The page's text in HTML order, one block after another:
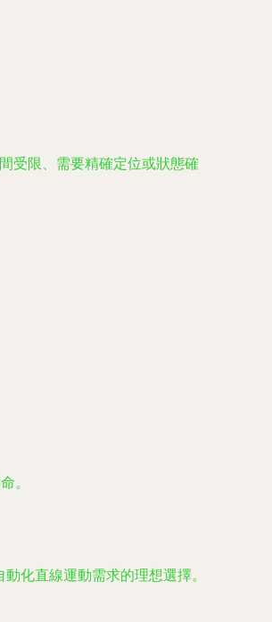
受限、需要精確定位或狀態確
。
化直線運動需求的理想選擇。